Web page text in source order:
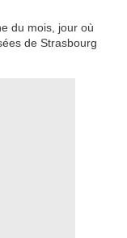
du mois, jour où
de Strasbourg